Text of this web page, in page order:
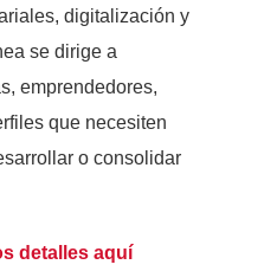
digitalización y
se dirige a
emprendedores,
que necesiten
o consolidar
detalles aquí